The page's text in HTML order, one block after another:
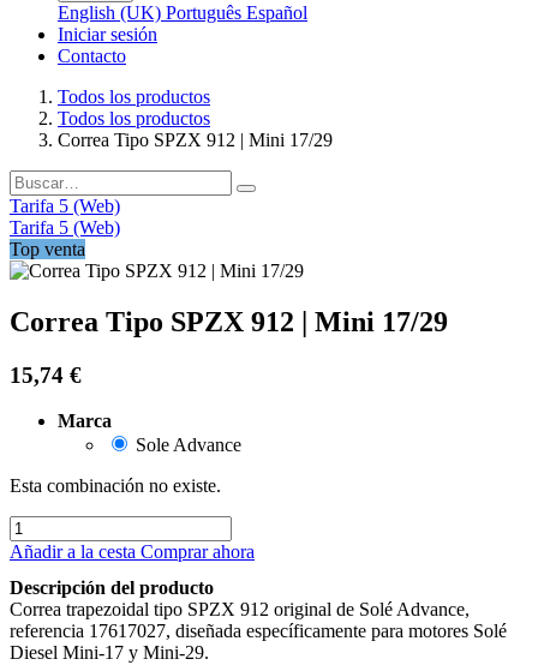
English (UK) Português Español
Iniciar sesión
​Contacto
Todos los productos
Todos los productos
Correa Tipo SPZX 912 | Mini 17/29
Tarifa 5 (Web)
Tarifa 5 (Web)
Top venta
Correa Tipo SPZX 912 | Mini 17/29
15,74 €
Marca
Sole Advance
Esta combinación no existe.
Añadir a la cesta Comprar ahora
Descripción del producto
Correa trapezoidal tipo SPZX 912 original de Solé Advance,
referencia 17617027, diseñada específicamente para motores Solé
Diesel Mini-17 y Mini-29.